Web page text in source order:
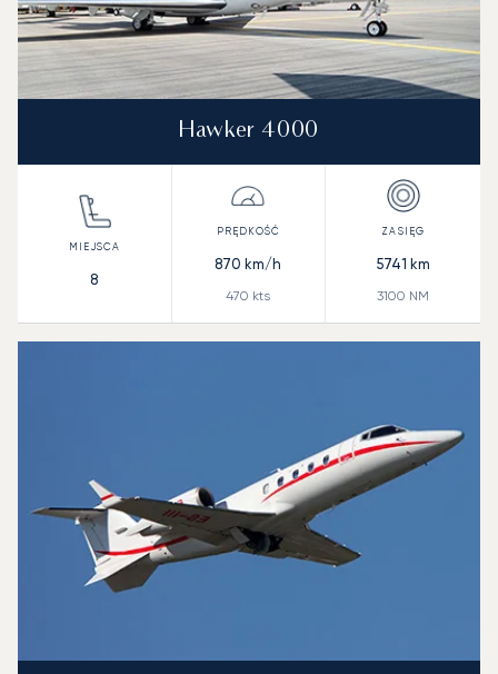
Hawker 4000
8
870 km/h
470 kts
5741 km
3100 NM